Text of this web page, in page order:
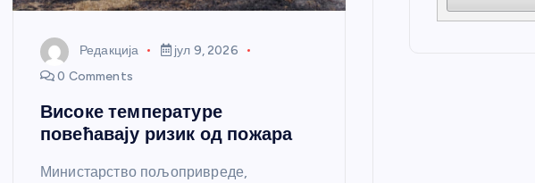
Редакција
јул 9, 2026
0 Comments
Високе температуре
повећавају ризик од пожара
Министарство пољопривреде,